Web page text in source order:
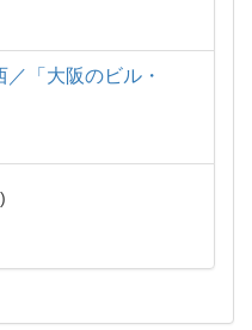
「大阪のビル・